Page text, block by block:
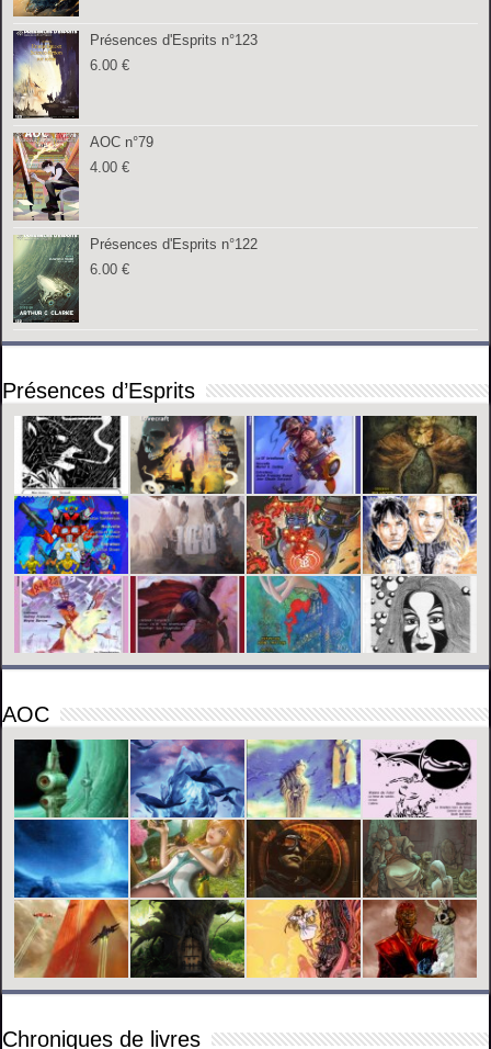
Présences d'Esprits n°123
6.00€
AOC n°79
4.00€
Présences d'Esprits n°122
6.00€
Présences d’Esprits
AOC
Chroniques de livres